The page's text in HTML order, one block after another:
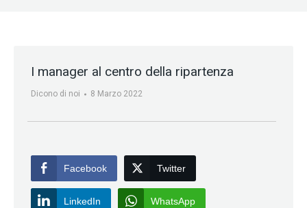
I manager al centro della ripartenza
Dicono di noi 8 Marzo 2022
Facebook Twitter
LinkedIn WhatsApp